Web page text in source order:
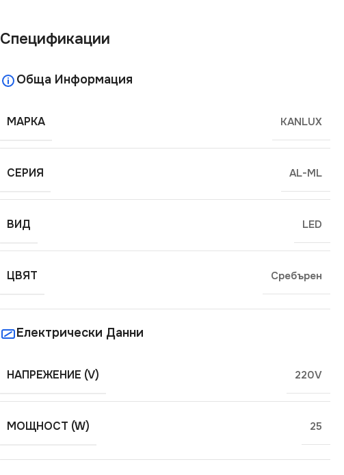
Спецификации
Обща Информация
МАРКА KANLUX
СЕРИЯ AL-ML
ВИД LED
ЦВЯТ Сребърен
Електрически Данни
НАПРЕЖЕНИЕ (V) 220V
МОЩНОСТ (W) 25